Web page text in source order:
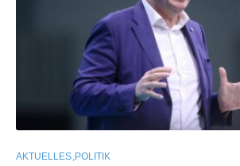
AKTUELLES POLITIK